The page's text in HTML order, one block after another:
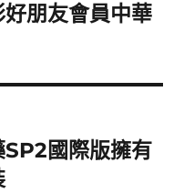
好朋友會員中華
國際版擁有